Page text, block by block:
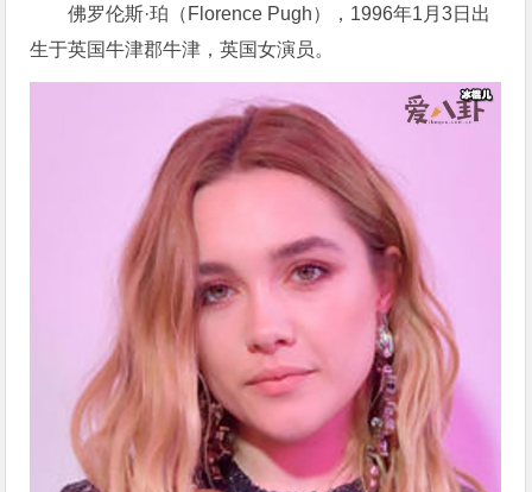
佛罗伦斯·珀（Florence Pugh），1996年1月3日出
生于英国牛津郡牛津，英国女演员。